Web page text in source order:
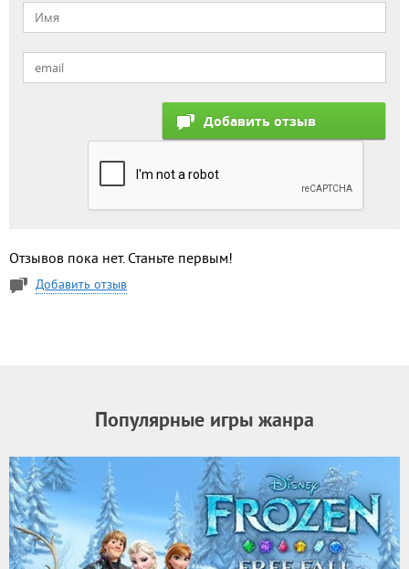
Отзывов пока нет. Станьте первым!
Добавить отзыв
Популярные игры жанра